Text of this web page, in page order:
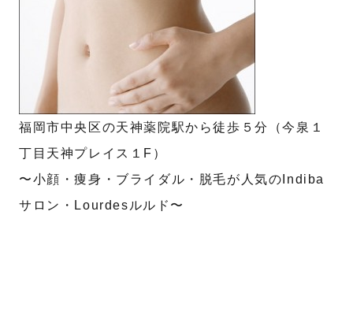
福岡市中央区の天神薬院駅から徒歩５分（今泉１
丁目天神プレイス１F）
〜小顔・痩身・ブライダル・脱毛が人気のIndiba
サロン・Lourdesルルド〜